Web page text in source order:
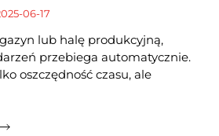
06-17
lub halę produkcyjną,
przebiega automatycznie.
oszczędność czasu, ale